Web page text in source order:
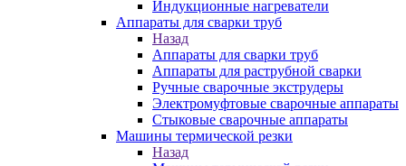
Индукционные нагреватели
Аппараты для сварки труб
Назад
Аппараты для сварки труб
Аппараты для раструбной сварки
Ручные сварочные экструдеры
Электромуфтовые сварочные аппараты
Стыковые сварочные аппараты
Машины термической резки
Назад